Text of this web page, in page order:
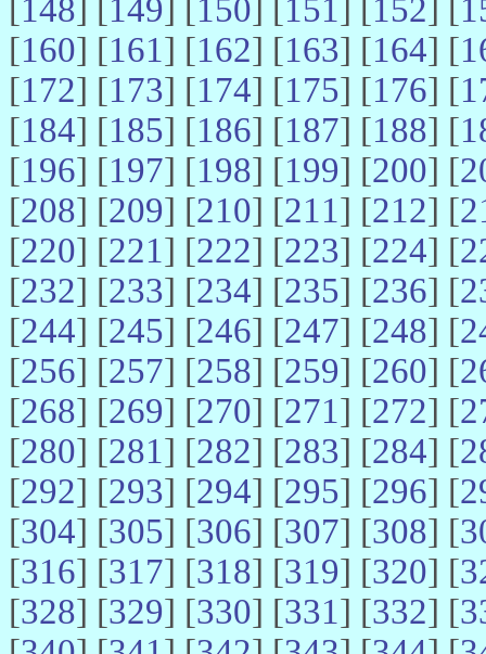
[148] [149] [150] [151] [152] [
[160] [161] [162] [163] [164] [
[172] [173] [174] [175] [176] [
[184] [185] [186] [187] [188] [
[196] [197] [198] [199] [200] [
[208] [209] [210] [211] [212] [
[220] [221] [222] [223] [224] [
[232] [233] [234] [235] [236] [
[244] [245] [246] [247] [248] [
[256] [257] [258] [259] [260] [
[268] [269] [270] [271] [272] [
[280] [281] [282] [283] [284] [
[292] [293] [294] [295] [296] [
[304] [305] [306] [307] [308] [
[316] [317] [318] [319] [320] [
[328] [329] [330] [331] [332] [